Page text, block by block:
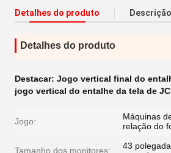
Detalhes do produto
Detalhes do produto
Destacar: Jogo vertical final do
jogo vertical do entalhe da tela de
Jogo:
Máquinas
relação do
Tamanho dos monitores:
43